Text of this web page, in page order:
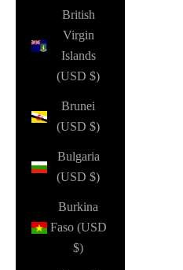
British
Virgin
Islands
(USD $)
Brunei
(USD $)
Bulgaria
(USD $)
Burkina
Faso (USD
$)